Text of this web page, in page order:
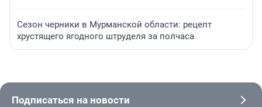
Сезон черники в Мурманской области: рецепт
хрустящего ягодного штруделя за полчаса
Подписаться на новости